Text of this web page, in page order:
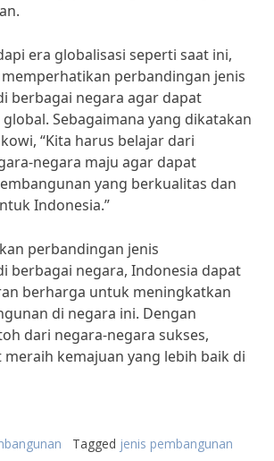
era globalisasi seperti saat ini,
perbandingan jenis
berbagai negara agar dapat
Sebagaimana yang dikatakan
“Kita harus belajar dari
negara maju agar dapat
yang berkualitas dan
Indonesia.”
perbandingan jenis
berbagai negara, Indonesia dapat
berharga untuk meningkatkan
di negara ini. Dengan
dari negara-negara sukses,
kemajuan yang lebih baik di
Tagged jenis pembangunan